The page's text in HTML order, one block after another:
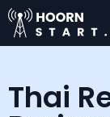
Thai